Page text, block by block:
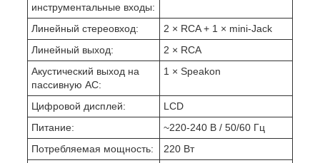
инструментальные входы:
Линейный стереовход:
2 × RCA + 1 × mini-Jack
Линейный выход:
2 × RCA
Акустический выход на
пассивную АС:
1 × Speakon
Цифровой дисплей:
LCD
Питание:
~220-240 В / 50/60 Гц
Потребляемая мощность:
220 Вт